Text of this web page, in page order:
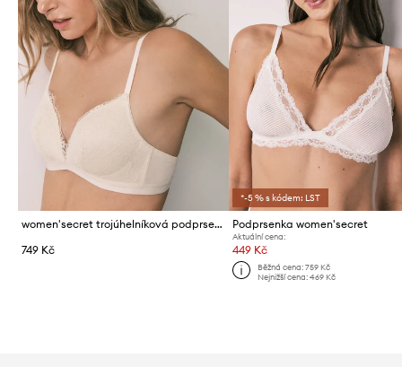
women'secret trojúhelníková podprsenka krajková
749 Kč
*-5 % s kódem: LST
Podprsenka women'secret
Aktuální cena:
449 Kč
Běžná cena: 759 Kč
Nejnižší cena: 469 Kč